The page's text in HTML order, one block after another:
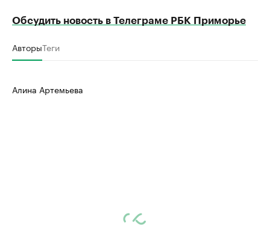
Обсудить новость в Телеграме РБК Приморье
АвторыТеги
Алина Артемьева